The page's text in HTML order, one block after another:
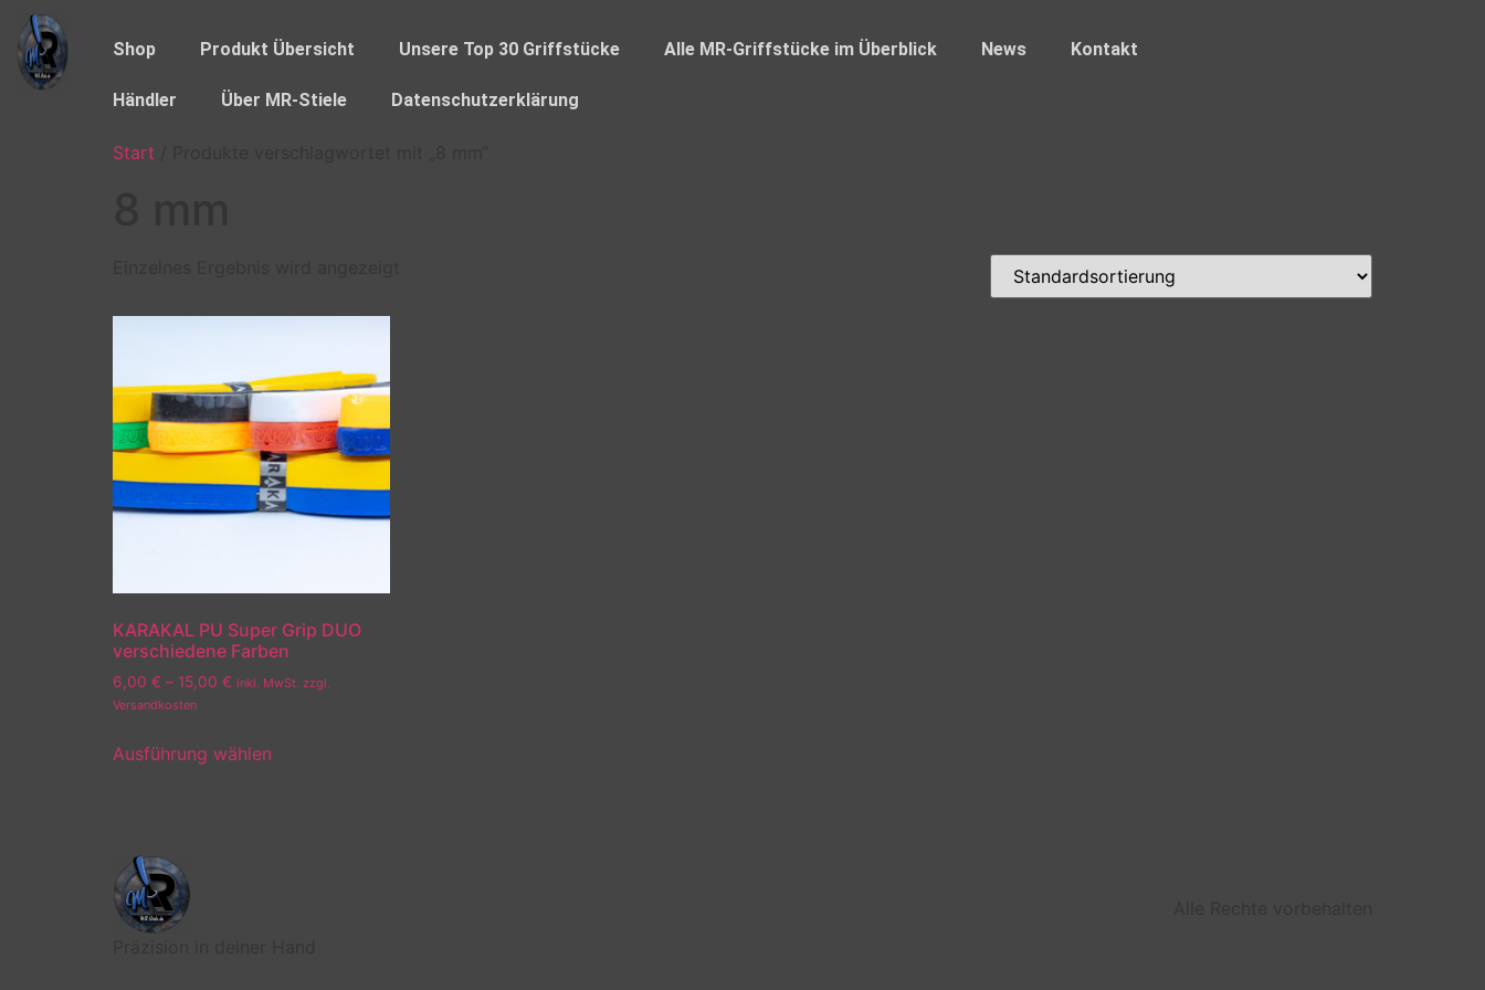
Shop Produkt Übersicht Unsere Top 30 Griffstücke Alle MR-Griffstücke im Überblick News Kontakt
Händler Über MR-Stiele Datenschutzerklärung
Start
KARAKAL PU Super Grip DUO
verschiedene Farben
6,00 € – 15,00 € inkl. MwSt. zzgl.
Versandkosten
Ausführung wählen